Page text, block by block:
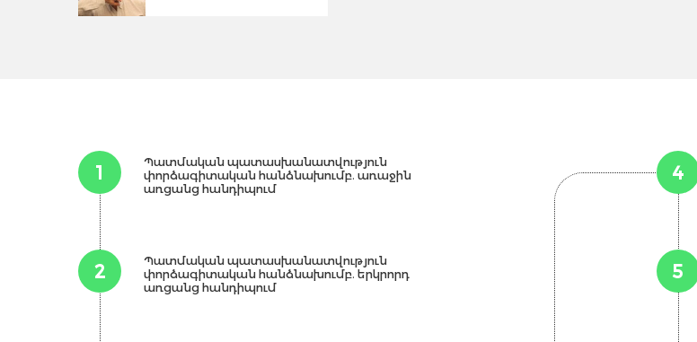
1
Պատմական պատասխանատվություն
փորձագիտական հանձնախումբ. առաջին
առցանց հանդիպում
4
2
Պատմական պատասխանատվություն
փորձագիտական հանձնախումբ. երկրորդ
առցանց հանդիպում
5